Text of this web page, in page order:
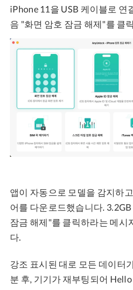
iPhone 11을 USB 케이블로 연
음 "화면 암호 잠금 해제"를 클
앱이 자동으로 모델을 감지하
어를 다운로드했습니다.
잠금 해제"를 클릭하라는 메시
다.
강조 표시된 대로 모든 데이터
분 후, 기기가 재부팅되어